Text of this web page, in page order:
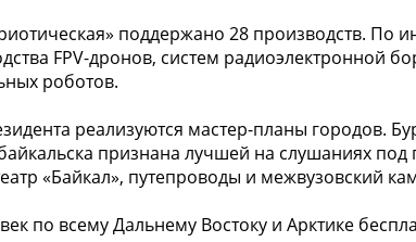
поддержано 28 производств. По
FPV-дронов, систем радиоэлектронной
роботов.
реализуются мастер-планы городов.
признана лучшей на слушаниях под
«Байкал», путепроводы и межвузовский
по всему Дальнему Востоку и Арктике